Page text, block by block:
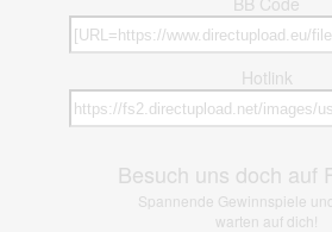
Hotlink
Besuch uns doch auf
Spannende Gewinnspiele
warten auf dich!